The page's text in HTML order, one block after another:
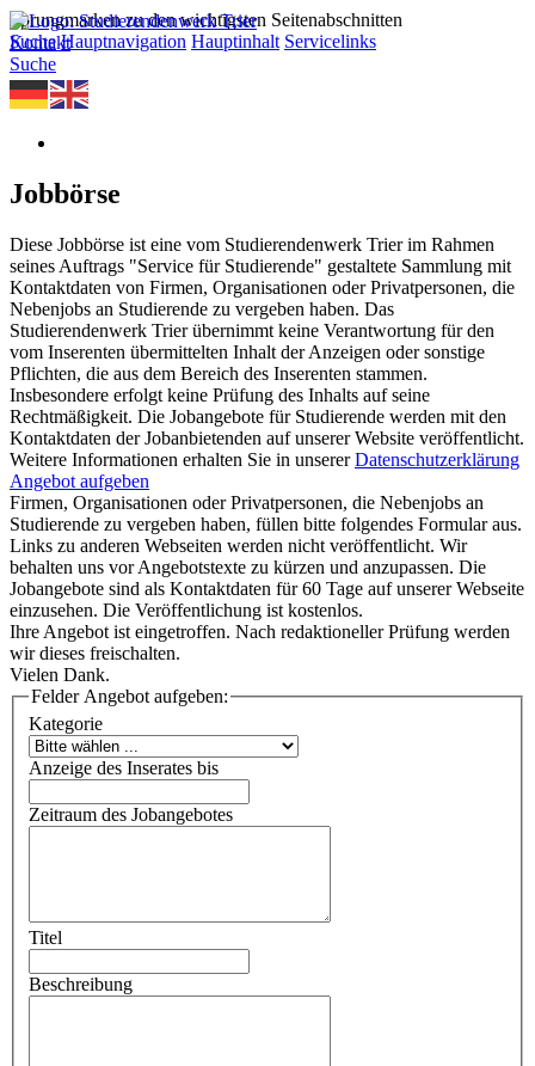
Sprungmarken zu den wichtigsten Seitenabschnitten
Suche Hauptnavigation Hauptinhalt Servicelinks
Kontakt
Suche
Jobbörse
Diese Jobbörse ist eine vom Studierendenwerk Trier im Rahmen
seines Auftrags "Service für Studierende" gestaltete Sammlung mit
Kontaktdaten von Firmen, Organisationen oder Privatpersonen, die
Nebenjobs an Studierende zu vergeben haben. Das
Studierendenwerk Trier übernimmt keine Verantwortung für den
vom Inserenten übermittelten Inhalt der Anzeigen oder sonstige
Pflichten, die aus dem Bereich des Inserenten stammen.
Insbesondere erfolgt keine Prüfung des Inhalts auf seine
Rechtmäßigkeit. Die Jobangebote für Studierende werden mit den
Kontaktdaten der Jobanbietenden auf unserer Website veröffentlicht.
Weitere Informationen erhalten Sie in unsererDatenschutzerklärung
Angebot aufgeben
Firmen, Organisationen oder Privatpersonen, die Nebenjobs an
Studierende zu vergeben haben, füllen bitte folgendes Formular aus.
Links zu anderen Webseiten werden nicht veröffentlicht. Wir
behalten uns vor Angebotstexte zu kürzen und anzupassen. Die
Jobangebote sind als Kontaktdaten für 60 Tage auf unserer Webseite
einzusehen. Die Veröffentlichung ist kostenlos.
Ihre Angebot ist eingetroffen. Nach redaktioneller Prüfung werden
wir dieses freischalten.
Vielen Dank.
Felder Angebot aufgeben:
Kategorie
Anzeige des Inserates bis
Zeitraum des Jobangebotes
Titel
Beschreibung